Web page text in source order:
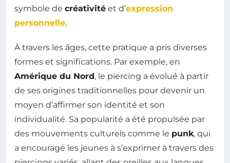
symbole de créativité et d’expression
personnelle.
À travers les âges, cette pratique a pris diverses
formes et significations. Par exemple, en
Amérique du Nord, le piercing a évolué à partir
de ses origines traditionnelles pour devenir un
moyen d’affirmer son identité et son
individualité. Sa popularité a été propulsée par
des mouvements culturels comme le punk, qui
a encouragé les jeunes à s’exprimer à travers des